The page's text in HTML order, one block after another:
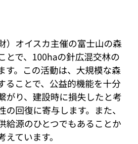
）オイスカ主催の富士山の森
とで、100haの針広混交林の
す。この活動は、大規模な森
ることで、公益的機能を十分
がり、建設時に損失したと考
の回復に寄与します。また、
給源のひとつでもあることか
ています。